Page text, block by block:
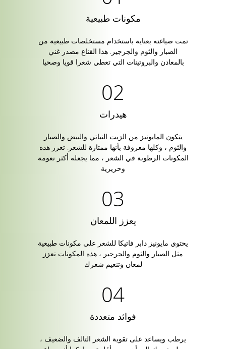
مكونات طبيعية
تمت صياغته بعناية باستخدام مستخلصات طبيعية من
الصبار والثوم والجرجير. هذا القناع مصدر غني
بالمعادن والبروتينات التي تعطي شعرا قويا وصحيا
هيدرات
يتكون المايونيز من الزيت النباتي والبيض والصبار
والثوم ، وكلها معروفة بأنها ممتازة للشعر. تعزز هذه
المكونات الرطوبة في الشعر ، مما يجعله أكثر نعومة
وحريرية
يعزز اللمعان
يحتوي مايونيز دابر فاتيكا للشعر على مكونات طبيعية
مثل الصبار والثوم والجرجير ، هذه المكونات تعزز
لمعان وتنعيم شعرك
فوائد متعددة
يرطب ويساعد على تقوية الشعر التالف والضعيف ،